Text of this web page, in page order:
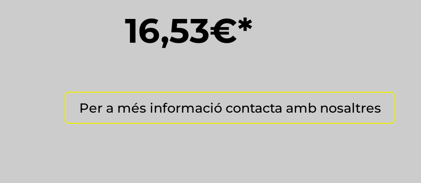
16,53€*
Per a més informació contacta amb nosaltres